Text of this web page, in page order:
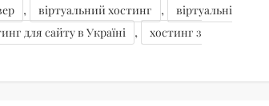
, віртуальний хостинг ,
віртуальні
для сайту в Україні ,
хостинг з